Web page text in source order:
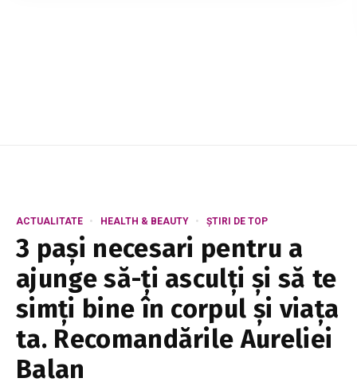
ACTUALITATE HEALTH & BEAUTY ȘTIRI DE TOP
3 pași necesari pentru a
ajunge să-ți asculți și să te
simți bine în corpul și viața
ta. Recomandările Aureliei
Balan